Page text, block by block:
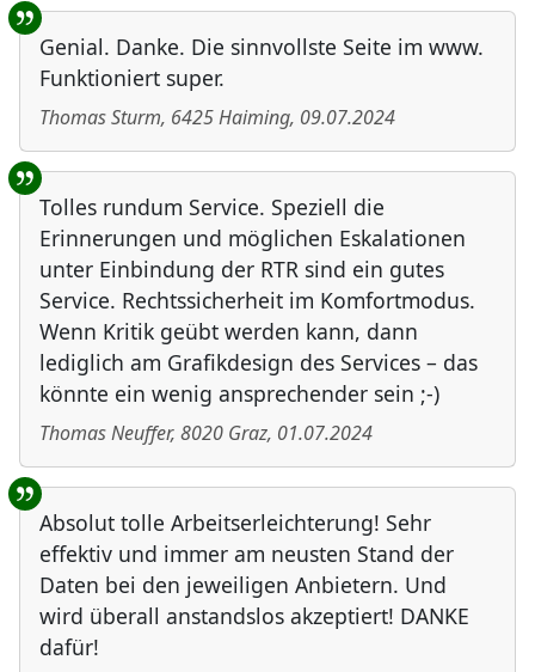
Genial. Danke. Die sinnvollste Seite im www.
Funktioniert super.
Thomas Sturm, 6425Haiming, 09.07.2024
Tolles rundum Service. Speziell die
Erinnerungen und möglichen Eskalationen
unter Einbindung der RTR sind ein gutes
Service. Rechtssicherheit im Komfortmodus.
Wenn Kritik geübt werden kann, dann
lediglich am Grafikdesign des Services – das
könnte ein wenig ansprechender sein ;-)
Thomas Neuffer, 8020 Graz, 01.07.2024
Absolut tolle Arbeitserleichterung! Sehr
effektiv und immer am neusten Stand der
Daten bei den jeweiligen Anbietern. Und
wird überall anstandslos akzeptiert! DANKE
dafür!